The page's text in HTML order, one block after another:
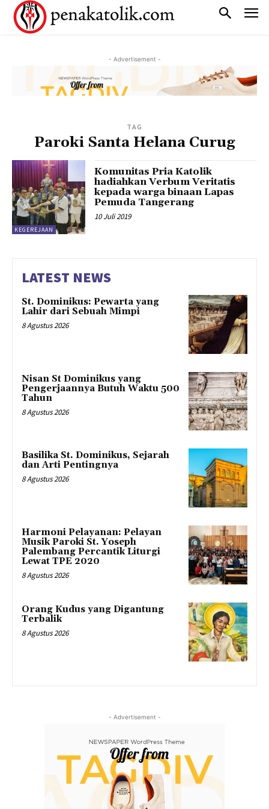
- Advertisement -
TAG
Paroki Santa Helana Curug
KEGEREJAAN
Komunitas Pria Katolik
hadiahkan Verbum Veritatis
kepada warga binaan Lapas
Pemuda Tangerang
10 Juli 2019
LATEST NEWS
St. Dominikus: Pewarta yang
Lahir dari Sebuah Mimpi
8 Agustus 2026
Nisan St Dominikus yang
Pengerjaannya Butuh Waktu 500
Tahun
8 Agustus 2026
Basilika St. Dominikus, Sejarah
dan Arti Pentingnya
8 Agustus 2026
Harmoni Pelayanan: Pelayan
Musik Paroki St. Yoseph
Palembang Percantik Liturgi
Lewat TPE 2020
8 Agustus 2026
Orang Kudus yang Digantung
Terbalik
8 Agustus 2026
- Advertisement -